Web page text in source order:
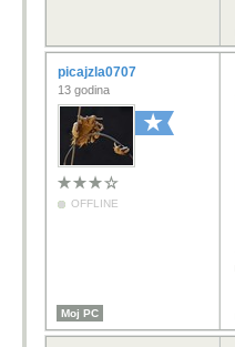
picajzla0707
13 godina
OFFLINE
Moj PC